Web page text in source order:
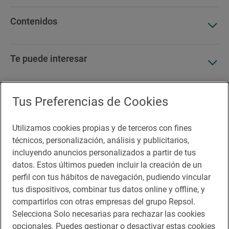
Contenidos
Te puede interesar
Aviso legal
Contacto
Normas participación en RRSS
Política de cookies
Política de privacidad
Tus Preferencias de Cookies
Utilizamos cookies propias y de terceros con fines
técnicos, personalización, análisis y publicitarios,
incluyendo anuncios personalizados a partir de tus
datos. Estos últimos pueden incluir la creación de un
perfil con tus hábitos de navegación, pudiendo vincular
tus dispositivos, combinar tus datos online y offline, y
compartirlos con otras empresas del grupo Repsol.
Selecciona Solo necesarias para rechazar las cookies
opcionales. Puedes gestionar o desactivar estas cookies